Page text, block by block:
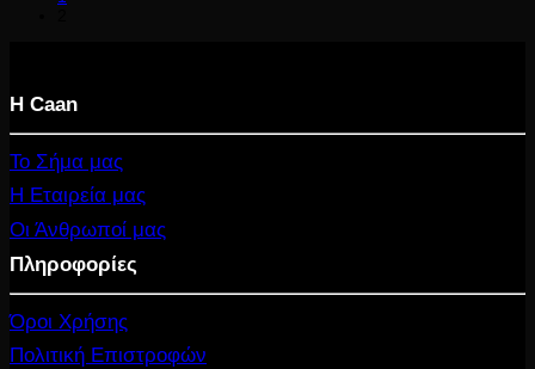
Η Caan
Το Σήμα μας
Η Εταιρεία μας
Οι Άνθρωποί μας
Πληροφορίες
Όροι Χρήσης
Πολιτική Επιστροφών